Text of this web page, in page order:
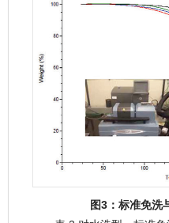
图3：标准免洗